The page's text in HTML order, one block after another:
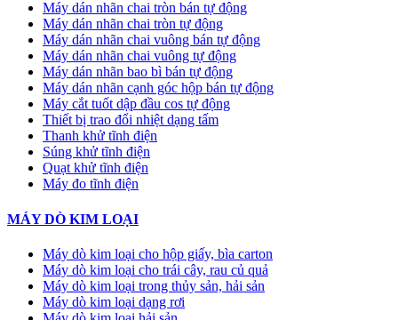
Máy dán nhãn chai tròn bán tự động
Máy dán nhãn chai tròn tự động
Máy dán nhãn chai vuông bán tự động
Máy dán nhãn chai vuông tự động
Máy dán nhãn bao bì bán tự động
Máy dán nhãn cạnh góc hộp bán tự động
Máy cắt tuốt dập đầu cos tự động
Thiết bị trao đổi nhiệt dạng tấm
Thanh khử tĩnh điện
Súng khử tĩnh điện
Quạt khử tĩnh điện
Máy đo tĩnh điện
MÁY DÒ KIM LOẠI
Máy dò kim loại cho hộp giấy, bìa carton
Máy dò kim loại cho trái cây, rau củ quả
Máy dò kim loại trong thủy sản, hải sản
Máy dò kim loại dạng rơi